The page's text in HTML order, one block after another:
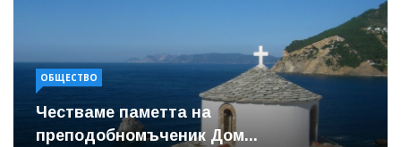
ОБЩЕСТВО
Честваме паметта на
преподобномъченик Дом...